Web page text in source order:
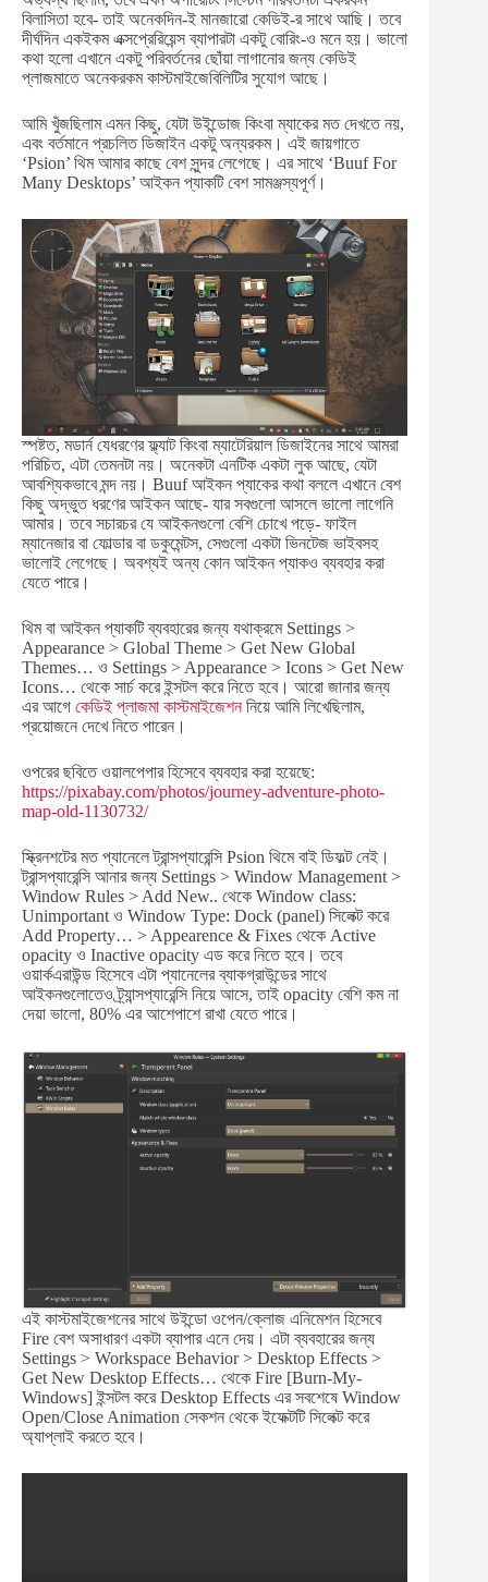
বিলাসিতা হবে- তাই অনেকদিন-ই মানজারো কেডিই-র সাথে আছি। তবে
দীর্ঘদিন একইকম এক্সপ্রেরিয়েন্স ব্যাপারটা একটু বোরিং-ও মনে হয়। ভালো
কথা হলো এখানে একটু পরিবর্তনের ছোঁয়া লাগানোর জন্য কেডিই
প্লাজমাতে অনেকরকম কাস্টমাইজেবিলিটির সুযোগ আছে।
আমি খুঁজছিলাম এমন কিছু, যেটা উইন্ডোজ কিংবা ম্যাকের মত দেখতে নয়,
এবং বর্তমানে প্রচলিত ডিজাইন একটু অন্যরকম। এই জায়গাতে
‘Psion’ থিম আমার কাছে বেশ সুন্দর লেগেছে। এর সাথে ‘Buuf For
Many Desktops’ আইকন প্যাকটি বেশ সামঞ্জস্যপূর্ণ।
স্পষ্টত, মডার্ন যেধরণের ফ্ল্যাট কিংবা ম্যাটেরিয়াল ডিজাইনের সাথে আমরা
পরিচিত, এটা তেমনটা নয়। অনেকটা এনটিক একটা লুক আছে, যেটা
আবশ্যিকভাবে মন্দ নয়। Buuf আইকন প্যাকের কথা বললে এখানে বেশ
কিছু অদ্ভুত ধরণের আইকন আছে- যার সবগুলো আসলে ভালো লাগেনি
আমার। তবে সচারচর যে আইকনগুলো বেশি চোখে পড়ে- ফাইল
ম্যানেজার বা ফোল্ডার বা ডকুমেন্টস, সেগুলো একটা ভিনটেজ ভাইবসহ
ভালোই লেগেছে। অবশ্যই অন্য কোন আইকন প্যাকও ব্যবহার করা
যেতে পারে।
থিম বা আইকন প্যাকটি ব্যবহারের জন্য যথাক্রমে Settings >
Appearance > Global Theme > Get New Global
Themes… ও Settings > Appearance > Icons > Get New
Icons… থেকে সার্চ করে ইন্সটল করে নিতে হবে। আরো জানার জন্য
এর আগে কেডিই প্লাজমা কাস্টমাইজেশননিয়ে আমি লিখেছিলাম,
প্রয়োজনে দেখে নিতে পারেন।
ওপরের ছবিতে ওয়ালপেপার হিসেবে ব্যবহার করা হয়েছে:
https://pixabay.com/photos/journey-adventure-photo-
map-old-1130732/
স্ক্রিনশটের মত প্যানেলে ট্রান্সপ্যারেন্সি Psion থিমে বাই ডিফল্ট নেই।
ট্রান্সপ্যারেন্সি আনার জন্য Settings > Window Management >
Window Rules > Add New.. থেকে Window class:
Unimportant ও Window Type: Dock (panel) সিলেক্ট করে
Add Property… > Appearence & Fixes থেকে Active
opacity ও Inactive opacity এড করে নিতে হবে। তবে
ওয়ার্কএরাউন্ড হিসেবে এটা প্যানেলের ব্যাকগ্রাউন্ডের সাথে
আইকনগুলোতেও ট্র্যান্সপ্যারেন্সি নিয়ে আসে, তাই opacity বেশি কম না
দেয়া ভালো, 80% এর আশেপাশে রাখা যেতে পারে।
এই কাস্টমাইজেশনের সাথে উইন্ডো ওপেন/ক্লোজ এনিমেশন হিসেবে
Fire বেশ অসাধারণ একটা ব্যাপার এনে দেয়। এটা ব্যবহারের জন্য
Settings > Workspace Behavior > Desktop Effects >
Get New Desktop Effects… থেকে Fire [Burn-My-
Windows] ইন্সটল করে Desktop Effects এর সবশেষে Window
Open/Close Animation সেকশন থেকে ইফেক্টটি সিলেক্ট করে
অ্যাপ্লাই করতে হবে।